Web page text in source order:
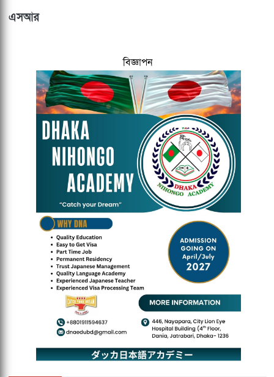
এসআর
বিজ্ঞাপন